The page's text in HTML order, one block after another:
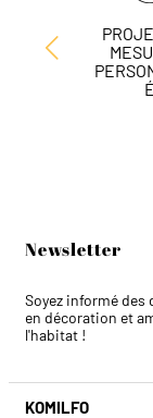
É
Newsletter
Soyez informé des
en décoration et
l'habitat !
KOMILFO